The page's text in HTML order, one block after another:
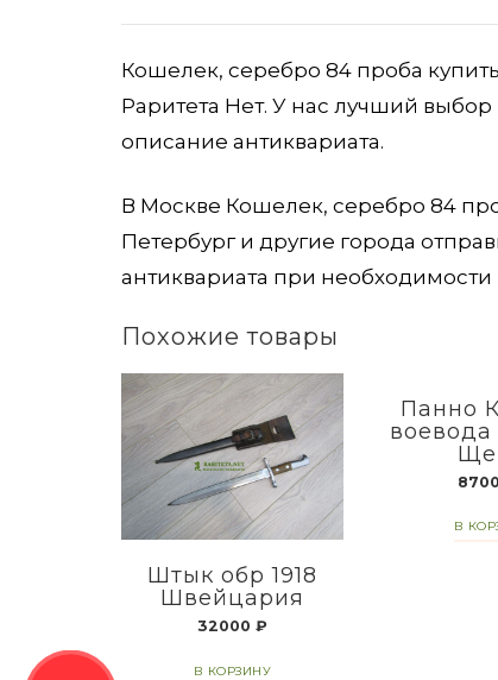
Кошелек, серебро 84 проба
Раритета Нет. У нас лучший
описание антиквариата.
В Москве Кошелек, серебро 84
Петербург и другие города
антиквариата при
Похожие товары
Штык обр 1918
Швейцария
32000 ₽
В КОРЗИНУ
Панно
В